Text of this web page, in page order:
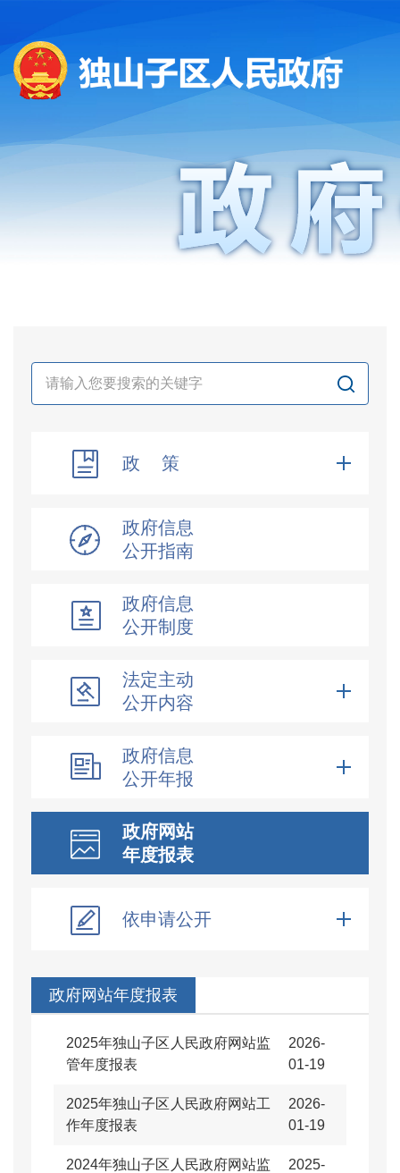
政 策
政府信息
公开指南
政府信息
公开制度
法定主动
公开内容
政府信息
公开年报
政府网站
年度报表
依申请公开
政府网站年度报表
2025年独山子区人民政府网站监
管年度报表
2026-
01-19
2025年独山子区人民政府网站工
作年度报表
2026-
01-19
2024年独山子区人民政府网站监
2025-